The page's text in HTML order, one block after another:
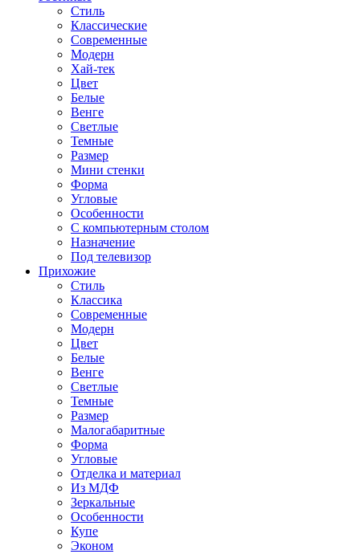
Стиль
Классические
Современные
Модерн
Хай-тек
Цвет
Белые
Венге
Светлые
Темные
Размер
Мини стенки
Форма
Угловые
Особенности
С компьютерным столом
Назначение
Под телевизор
Прихожие
Стиль
Классика
Современные
Модерн
Цвет
Белые
Венге
Светлые
Темные
Размер
Малогабаритные
Форма
Угловые
Отделка и материал
Из МДФ
Зеркальные
Особенности
Купе
Эконом